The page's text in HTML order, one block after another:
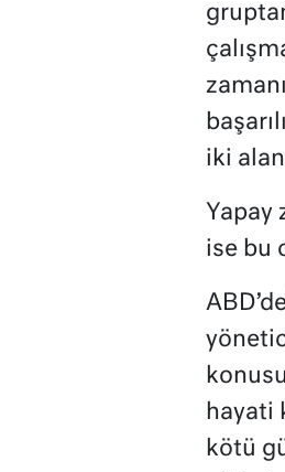
iki
Yapay
ise bu
hayati
kötü